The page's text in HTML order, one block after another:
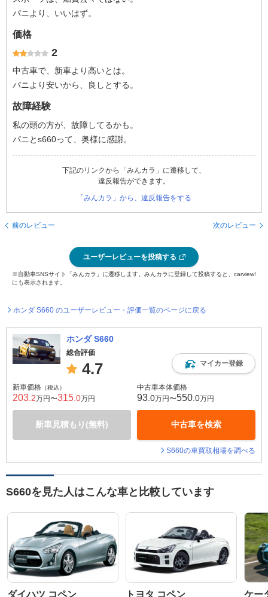
パニより、いいはず。
価格
2
中古車で、新車より高いとは。
パニより安いから、良しとする。
故障経験
私の頭の方が、故障してるかも。
パニとs660って、奥様に感謝。
下記のリンクから「みんカラ」に遷移して、
違反報告ができます。
「みんカラ」から、違反報告をする
前のレビュー 次のレビュー
ユーザーレビューを投稿する
※自動車SNSサイト「みんカラ」に遷移します。みんカラに登録して投稿すると、carview!
にも表示されます。
ホンダ S660 のユーザーレビュー・評価一覧のページに戻る
ホンダ S660
総合評価
4.7 マイカー登録
新車価格 （税込）
203 .2万円〜315 .0万円
新車見積もり(無料)
中古車本体価格
93 .0万円〜550 .0万円
中古車を検索
S660の車買取相場を調べる
S660を見た人はこんな車と比較しています
ダイハツ コペン トヨタ コペン ケー